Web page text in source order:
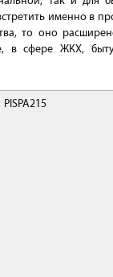
именно в
то оно
в сфере ЖКХ,